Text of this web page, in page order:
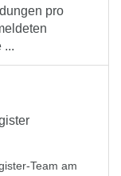
pro
...
Team am